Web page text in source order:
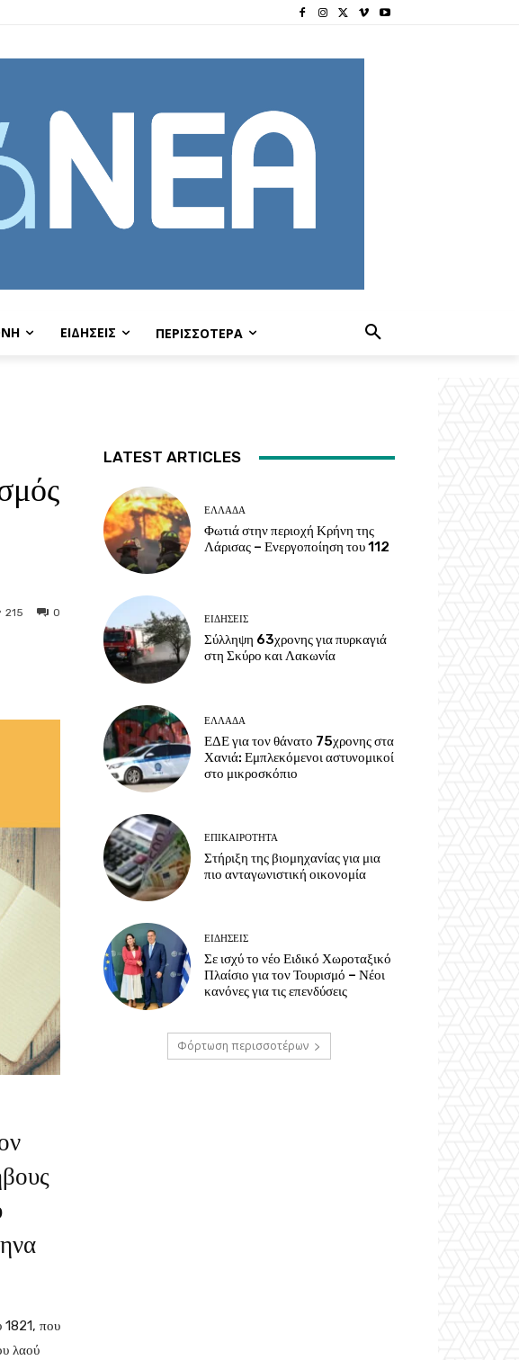
EIΔΗΣΕΙΣ ΠΕΡΙΣΣΟΤΕΡΑ
0
215
1821, που
λαού
LATEST ARTICLES
ΕΛΛΑΔΑ
Φωτιά στην περιοχή Κρήνη της
Λάρισας – Ενεργοποίηση του 112
ΕΙΔΗΣΕΙΣ
Σύλληψη 63χρονης για πυρκαγιά
στη Σκύρο και Λακωνία
ΕΛΛΑΔΑ
ΕΔΕ για τον θάνατο 75χρονης στα
Χανιά: Εμπλεκόμενοι αστυνομικοί
στο μικροσκόπιο
ΕΠΙΚΑΙΡΟΤΗΤΑ
Στήριξη της βιομηχανίας για μια
πιο ανταγωνιστική οικονομία
ΕΙΔΗΣΕΙΣ
Σε ισχύ το νέο Ειδικό Χωροταξικό
Πλαίσιο για τον Τουρισμό – Νέοι
κανόνες για τις επενδύσεις
Φόρτωση περισσοτέρων